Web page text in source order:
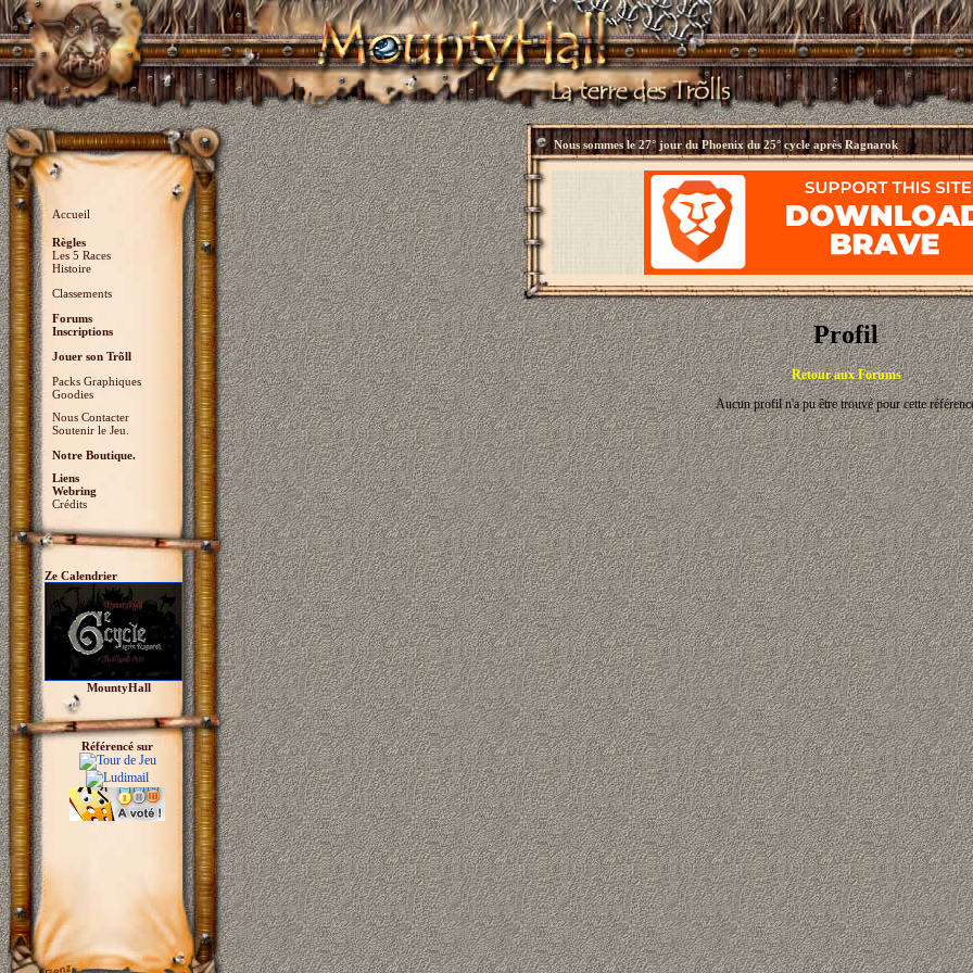
Accueil
Règles
Les 5 Races
Histoire
Classements
Forums
Inscriptions
Jouer son Trõll
Packs Graphiques
Goodies
Nous Contacter
Soutenir le Jeu.
Notre Boutique.
Liens
Webring
Crédits
Ze Calendrier
MountyHall
Référencé sur
Nous sommes le27° jour du Phoenix du 25° cycle après Ragnarok
Profil
Retour aux Forums
Aucun profil n'a pu être trouvé pour cette